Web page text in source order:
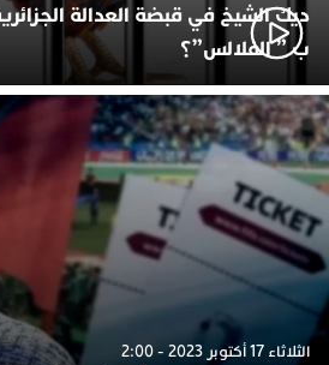
ديك الشيخ في قبضة العدالة
ب ” الفلالس”؟
الثلاثاء 17 أكتوبر 2023 - 2:00